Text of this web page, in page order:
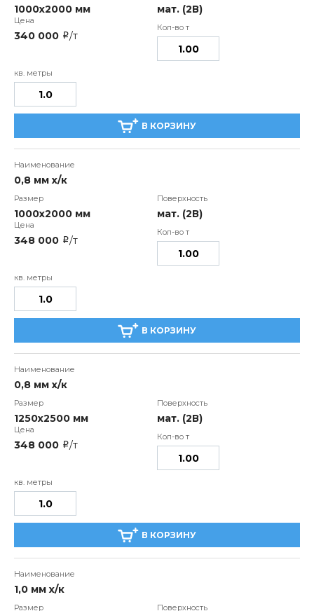
1000х2000 мм мат. (2В)
340 000 i/т
В КОРЗИНУ
0,8 мм х/к
1000х2000 мм мат. (2В)
348 000 i/т
В КОРЗИНУ
0,8 мм х/к
1250х2500 мм мат. (2В)
348 000 i/т
В КОРЗИНУ
1,0 мм х/к